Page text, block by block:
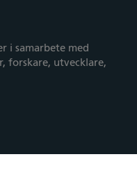
i samarbete med
forskare, utvecklare,